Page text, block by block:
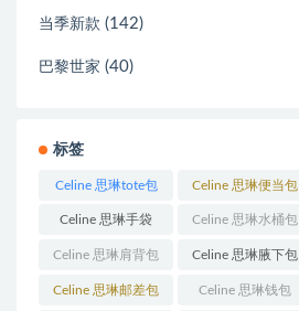
当季新款 (142)
巴黎世家 (40)
标签
Celine 思琳tote包
(23)
Celine 思琳便当包
(14)
Celine 思琳手袋
(250)
Celine 思琳水桶包
(55)
Celine 思琳肩背包
(12)
Celine 思琳腋下包
(10)
Celine 思琳邮差包 Celine 思琳钱包